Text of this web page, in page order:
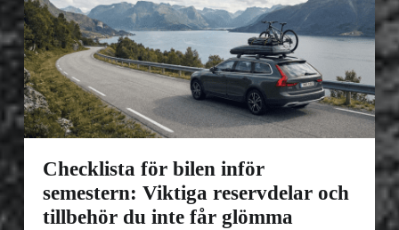
Checklista för bilen inför
semestern: Viktiga reservdelar och
tillbehör du inte får glömma